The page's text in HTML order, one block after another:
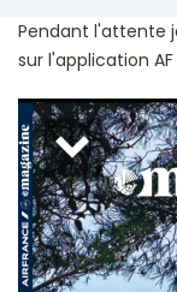
Pendant l'attente
sur l'application AF